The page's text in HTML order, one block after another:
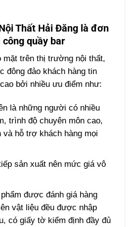
Thất Hải Đăng là đơn
quầy bar
mặt trên thị trường nội thất,
đông đảo khách hàng tin
bởi nhiều ưu điểm như:
là những người có nhiều
trình độ chuyên môn cao,
hỗ trợ khách hàng mọi
sản xuất nên mức giá vô
được đánh giá hàng
vật liệu đều được nhập
có giấy tờ kiểm định đầy đủ